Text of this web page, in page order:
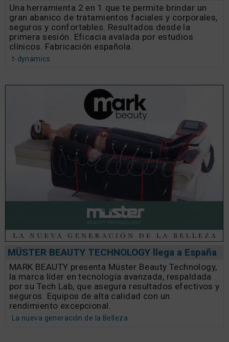
Una herramienta 2 en 1 que te permite brindar un
gran abanico de tratamientos faciales y corporales,
seguros y confortables. Resultados desde la
primera sesión. Eficacia avalada por estudios
clínicos. Fabricación española.
t-dynamics
MÜSTER BEAUTY TECHNOLOGY llega a España
MARK BEAUTY presenta Müster Beauty Technology,
la marca líder en tecnología avanzada, respaldada
por su Tech Lab, que asegura resultados efectivos y
seguros. Equipos de alta calidad con un
rendimiento excepcional.
La nueva generación de la Belleza